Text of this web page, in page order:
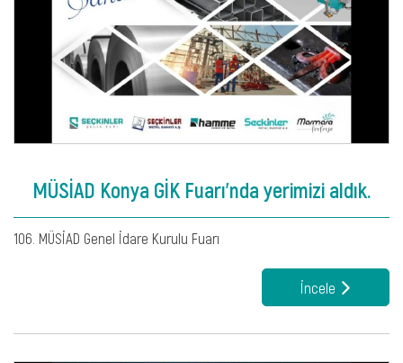
MÜSİAD Konya GİK Fuarı'nda yerimizi aldık.
106. MÜSİAD Genel İdare Kurulu Fuarı
İncele